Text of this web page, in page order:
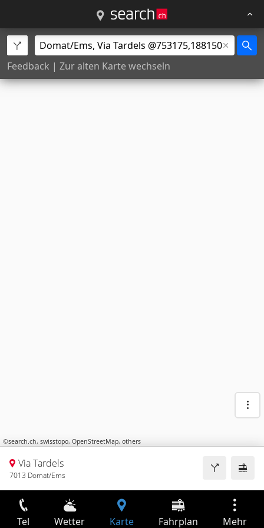
Feedback | Zur alten Karte wechseln
©search.ch, swisstopo, OpenStreetMap, others
Via Tardels
7013 Domat/Ems
Tel Wetter Karte Fahrplan Mehr